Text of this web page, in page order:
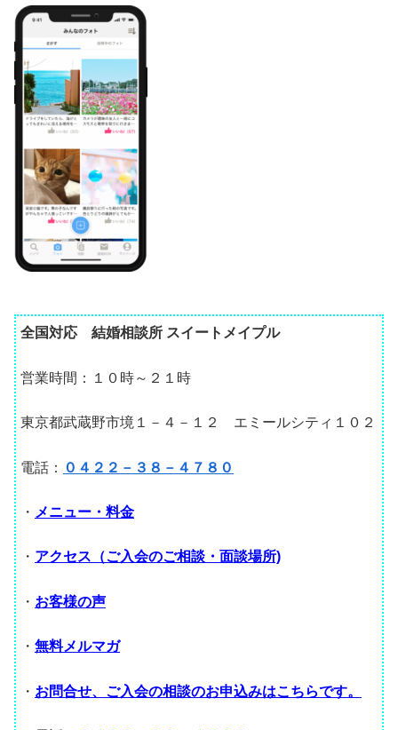
全国対応 結婚相談所 スイートメイプル
営業時間：１０時～２１時
東京都武蔵野市境１－４－１２ エミールシティ１０２
電話： ０４２２－３８－４７８０
・ メニュー・料金
・ アクセス（ご入会のご相談・面談場所)
・ お客様の声
・ 無料メルマガ
・ お問合せ、ご入会の相談のお申込みはこちらです。